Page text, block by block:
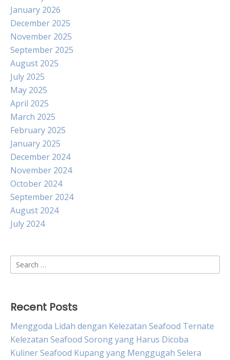
January 2026
December 2025
November 2025
September 2025
August 2025
July 2025
May 2025
April 2025
March 2025
February 2025
January 2025
December 2024
November 2024
October 2024
September 2024
August 2024
July 2024
Search
for:
Recent Posts
Menggoda Lidah dengan Kelezatan Seafood Ternate
Kelezatan Seafood Sorong yang Harus Dicoba
Kuliner Seafood Kupang yang Menggugah Selera